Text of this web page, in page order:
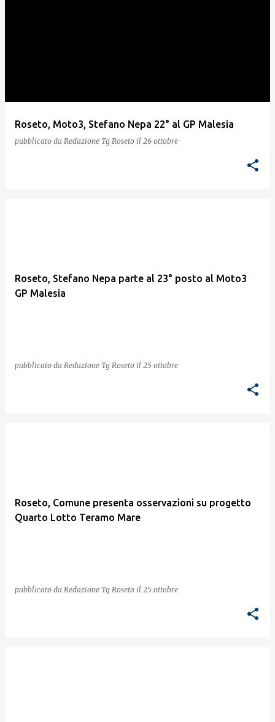
Roseto, Moto3, Stefano Nepa 22° al GP Malesia
pubblicato da Redazione Tg Roseto il 26 ottobre
Roseto, Stefano Nepa parte al 23° posto al Moto3
GP Malesia
pubblicato da Redazione Tg Roseto il 25 ottobre
Roseto, Comune presenta osservazioni su progetto
Quarto Lotto Teramo Mare
pubblicato da Redazione Tg Roseto il 25 ottobre